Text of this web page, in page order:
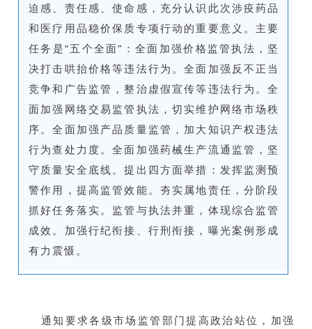
迫感、责任感、使命感，充分认识此次涉疫药品
和医疗用品稳价保质专项行动的重要意义。主要
任务是“五个全面”：全面加强价格监管执法，坚
决打击哄抬价格等违法行为。全面加强反不正当
竞争和广告监管，整治虚假宣传等违法行为。全
面加强网络交易监管执法，切实维护网络市场秩
序。全面加强产品质量监管，加大知识产权违法
行为查处力度。全面加强药械生产流通监管，坚
守质量安全底线。提出四方面举措：发挥监测预
警作用，提高监管效能。夯实属地责任，分阶段
抓好任务落实。监管与执法并重，体现综合监管
成效。加强行纪衔接、行刑衔接，曝光案例形成
有力震慑。
通知要求各级市场监管部门提高政治站位，加强